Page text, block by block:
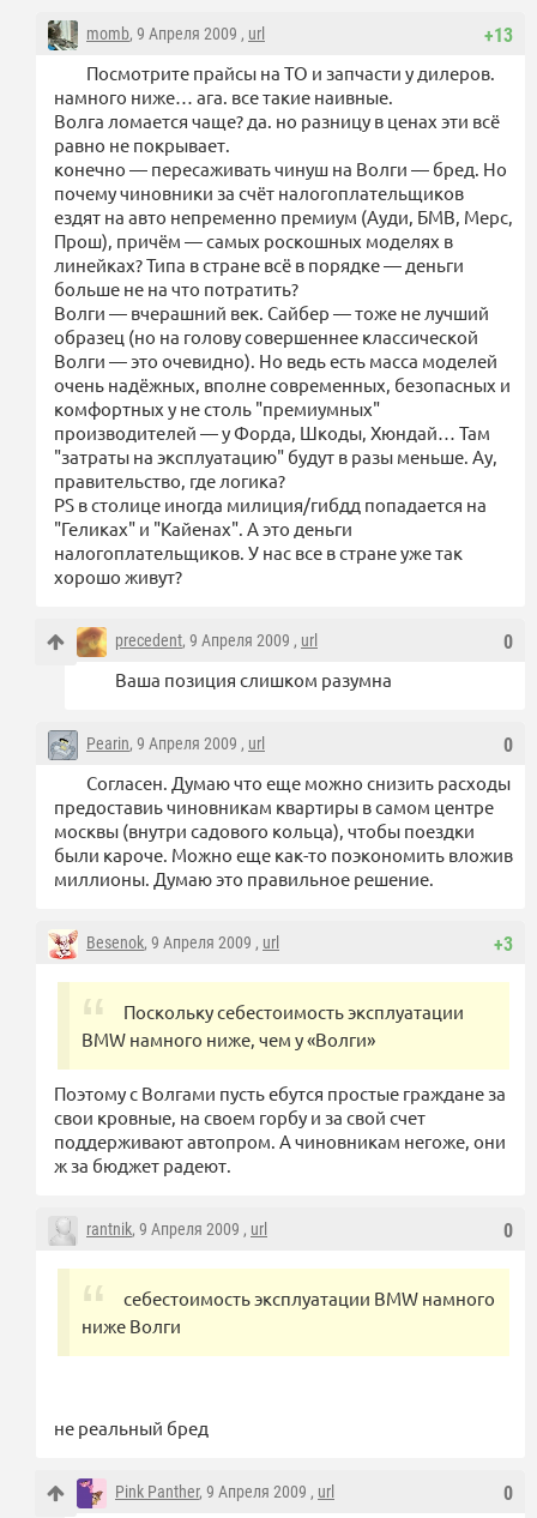
+13
momb, 9 Апреля 2009 , url
Посмотрите прайсы на ТО и запчасти у дилеров.
намного ниже… ага. все такие наивные.
Волга ломается чаще? да. но разницу в ценах эти всё
равно не покрывает.
конечно — пересаживать чинуш на Волги — бред. Но
почему чиновники за счёт налогоплательщиков
ездят на авто непременно премиум (Ауди, БМВ, Мерс,
Прош), причём — самых роскошных моделях в
линейках? Типа в стране всё в порядке — деньги
больше не на что потратить?
Волги — вчерашний век. Сайбер — тоже не лучший
образец (но на голову совершеннее классической
Волги — это очевидно). Но ведь есть масса моделей
очень надёжных, вполне современных, безопасных и
комфортных у не столь "премиумных"
производителей — у Форда, Шкоды, Хюндай… Там
"затраты на эксплуатацию" будут в разы меньше. Ау,
правительство, где логика?
PS в столице иногда милиция/гибдд попадается на
"Геликах" и "Кайенах". А это деньги
налогоплательщиков. У нас все в стране уже так
хорошо живут?
0
precedent, 9 Апреля 2009 , url
Ваша позиция слишком разумна
0
Pearin, 9 Апреля 2009 , url
Согласен. Думаю что еще можно снизить расходы
предоставиь чиновникам квартиры в самом центре
москвы (внутри садового кольца), чтобы поездки
были кароче. Можно еще как-то поэкономить вложив
миллионы. Думаю это правильное решение.
+3
Besenok, 9 Апреля 2009 , url
Поскольку себестоимость эксплуатации
BMW намного ниже, чем у «Волги»
Поэтому с Волгами пусть ебутся простые граждане за
свои кровные, на своем горбу и за свой счет
поддерживают автопром. А чиновникам негоже, они
ж за бюджет радеют.
0
rantnik, 9 Апреля 2009 , url
себестоимость эксплуатации BMW намного
ниже Волги
не реальный бред
0
Pink Panther, 9 Апреля 2009 , url